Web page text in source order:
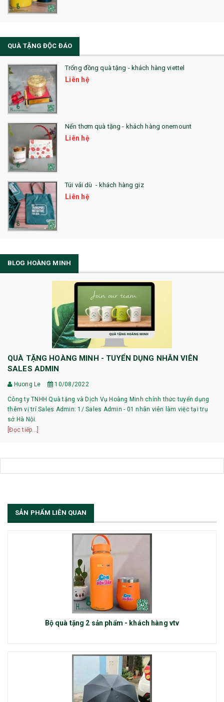
QUÀ TẶNG ĐỘC ĐÁO
Trống đồng quà tặng - khách hàng viettel
Liên hệ
Nến thơm quà tặng - khách hàng onemount
Liên hệ
Túi vải dù - khách hàng giz
Liên hệ
BLOG HOÀNG MINH
QUÀ TẶNG HOÀNG MINH - TUYỂN DỤNG NHÂN VIÊN
SALES ADMIN
Huong Le 10/08/2022
Công ty TNHH Quà tặng và Dịch Vụ Hoàng Minh chính thức tuyển dụng
thêm vị trí Sales Admin: 1/ Sales Admin - 01 nhân viên làm việc tại trụ
sở Hà Nội.
[Đọc tiếp...]
SẢN PHẨM LIÊN QUAN
Bộ quà tặng 2 sản phẩm - khách hàng vtv